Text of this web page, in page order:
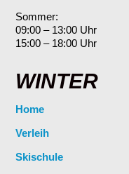
Sommer:
09:00 – 13:00 Uhr
15:00 – 18:00 Uhr
WINTER
Home
Verleih
Skischule